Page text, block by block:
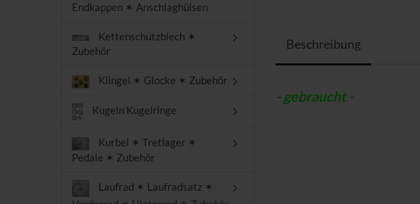
Beschreibung
- gebraucht -
Endkappen ✶ Anschlaghülsen
Kettenschutzblech ✶
Zubehör
Klingel ✶ Glocke ✶ Zubehör
Kugeln Kugelringe
Kurbel ✶ Tretlager ✶
Pedale ✶ Zubehör
Laufrad ✶ Laufradsatz ✶